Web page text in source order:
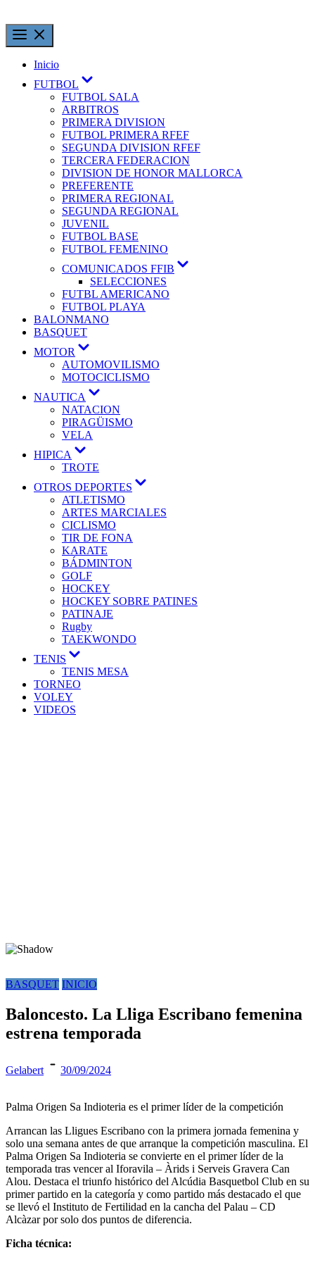
Inicio
FUTBOL
FUTBOL SALA
ARBITROS
PRIMERA DIVISION
FUTBOL PRIMERA RFEF
SEGUNDA DIVISION RFEF
TERCERA FEDERACION
DIVISION DE HONOR MALLORCA
PREFERENTE
PRIMERA REGIONAL
SEGUNDA REGIONAL
JUVENIL
FUTBOL BASE
FUTBOL FEMENINO
COMUNICADOS FFIB
SELECCIONES
FUTBL AMERICANO
FUTBOL PLAYA
BALONMANO
BASQUET
MOTOR
AUTOMOVILISMO
MOTOCICLISMO
NAUTICA
NATACION
PIRAGÜISMO
VELA
HIPICA
TROTE
OTROS DEPORTES
ATLETISMO
ARTES MARCIALES
CICLISMO
TIR DE FONA
KARATE
BÁDMINTON
GOLF
HOCKEY
HOCKEY SOBRE PATINES
PATINAJE
Rugby
TAEKWONDO
TENIS
TENIS MESA
TORNEO
VOLEY
VIDEOS
BASQUET INICIO
Baloncesto. La Lliga Escribano femenina
estrena temporada
Gelabert 30/09/2024
Palma Origen Sa Indioteria es el primer líder de la competición
Arrancan las Lligues Escribano con la primera jornada femenina y
solo una semana antes de que arranque la competición masculina. El
Palma Origen Sa Indioteria se convierte en el primer líder de la
temporada tras vencer al Iforavila – Àrids i Serveis Gravera Can
Alou. Destaca el triunfo histórico del Alcúdia Basquetbol Club en su
primer partido en la categoría y como partido más destacado el que
se llevó el Instituto de Fertilidad en la cancha del Palau – CD
Alcàzar por solo dos puntos de diferencia.
Ficha técnica: